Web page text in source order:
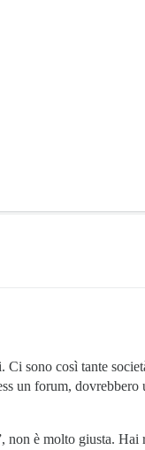
sono così tante
un forum, dovrebbero
non è molto giusta. Hai